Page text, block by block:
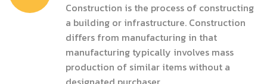
Construction is the process of constructing
a building or infrastructure. Construction
differs from manufacturing in that
manufacturing typically involves mass
production of similar items without a